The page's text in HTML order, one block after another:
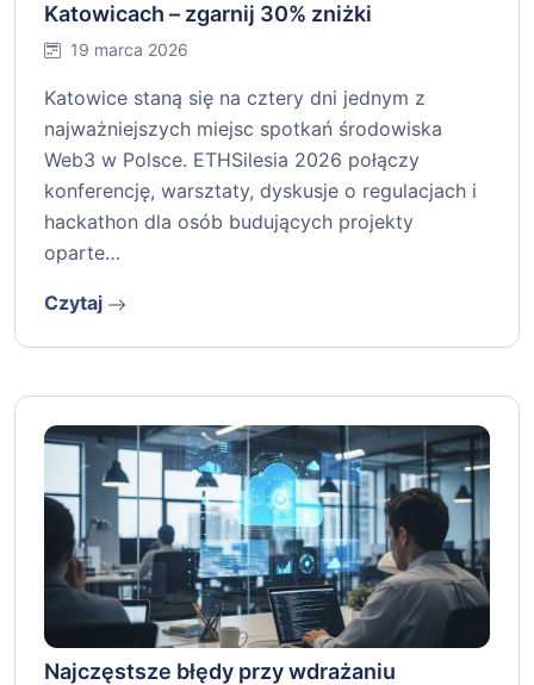
Katowicach – zgarnij 30% zniżki
19 marca 2026
Katowice staną się na cztery dni jednym z
najważniejszych miejsc spotkań środowiska
Web3 w Polsce. ETHSilesia 2026 połączy
konferencję, warsztaty, dyskusje o regulacjach i
hackathon dla osób budujących projekty
oparte…
Czytaj
Najczęstsze błędy przy wdrażaniu